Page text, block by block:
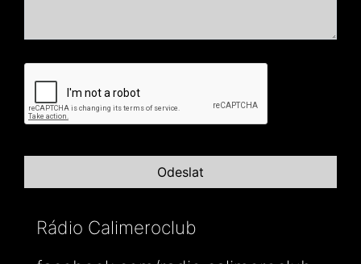
Rádio Calimeroclub